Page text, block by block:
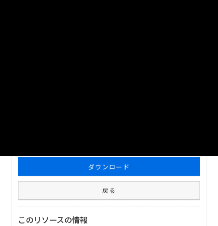
ダウンロード
戻る
このリソースの情報